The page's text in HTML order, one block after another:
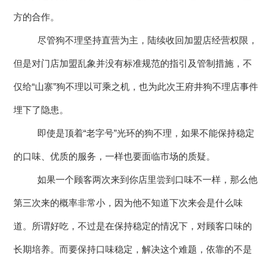
方的合作。
尽管狗不理坚持直营为主，陆续收回加盟店经营权限，
但是对门店加盟乱象并没有标准规范的指引及管制措施，不
仅给“山寨”狗不理以可乘之机，也为此次王府井狗不理店事件
埋下了隐患。
即使是顶着“老字号”光环的狗不理，如果不能保持稳定
的口味、优质的服务，一样也要面临市场的质疑。
如果一个顾客两次来到你店里尝到口味不一样，那么他
第三次来的概率非常小，因为他不知道下次来会是什么味
道。所谓好吃，不过是在保持稳定的情况下，对顾客口味的
长期培养。而要保持口味稳定，解决这个难题，依靠的不是